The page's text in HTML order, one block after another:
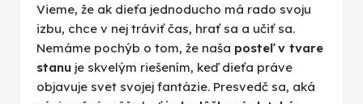
Vieme, že ak dieťa jednoducho má rado svoju
izbu, chce v nej tráviť čas, hrať sa a učiť sa.
Nemáme pochýb o tom, že naša posteľ v tvare
stanu je skvelým riešením, keď dieťa práve
objavuje svet svojej fantázie. Presvedč sa, aká